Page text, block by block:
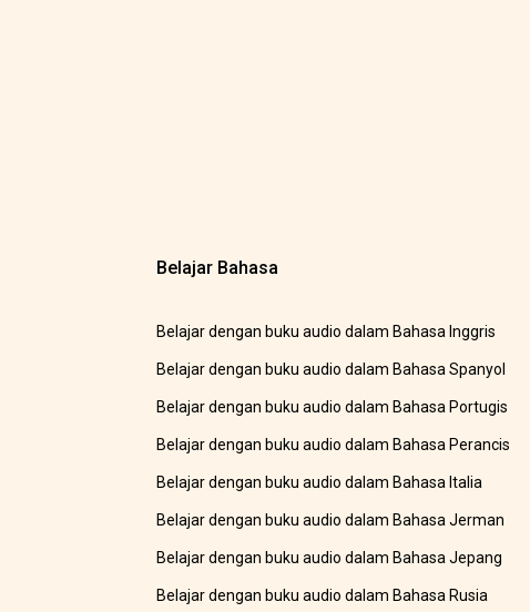
Belajar Bahasa
Belajar dengan buku audio dalam Bahasa Inggris
Belajar dengan buku audio dalam Bahasa Spanyol
Belajar dengan buku audio dalam Bahasa Portugis
Belajar dengan buku audio dalam Bahasa Perancis
Belajar dengan buku audio dalam Bahasa Italia
Belajar dengan buku audio dalam Bahasa Jerman
Belajar dengan buku audio dalam Bahasa Jepang
Belajar dengan buku audio dalam Bahasa Rusia